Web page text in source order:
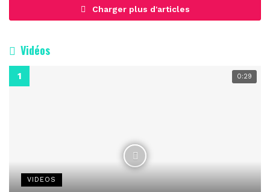
Charger plus d'articles
Vidéos
0:29
VIDEOS